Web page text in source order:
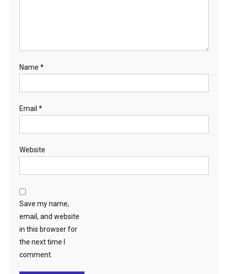
Name *
Email *
Website
Save my name,
email, and website
in this browser for
the next time I
comment.